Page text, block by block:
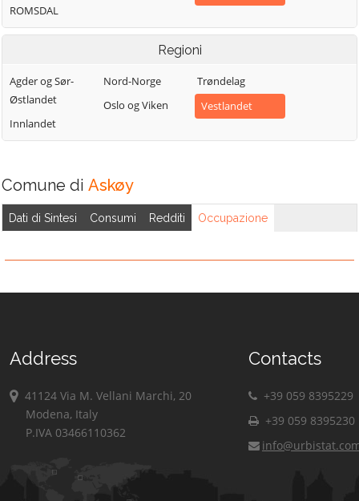
ROMSDAL
Regioni
Agder og Sør-
Østlandet
Innlandet
Nord-Norge
Oslo og Viken
Trøndelag
Vestlandet
Comune di Askøy
Dati di Sintesi Consumi Redditi Occupazione
Address
41124 Via M. Vellani Marchi, 20
Modena, Italy
P.IVA 03466110362
Contacts
+39 059 8395229
+39 059 8395230